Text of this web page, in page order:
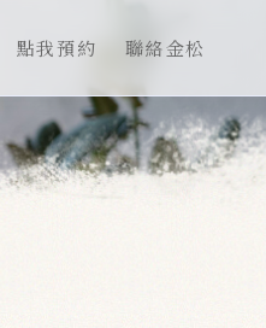
點我預約 聯絡金松